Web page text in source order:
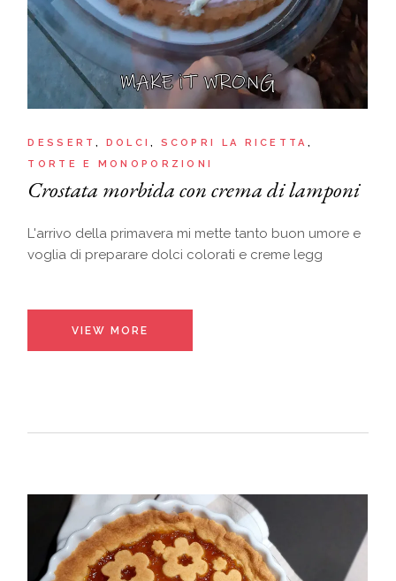
DESSERT DOLCI
SCOPRI LA RICETTA
TORTE E MONOPORZIONI
Crostata morbida con crema di lamponi
L'arrivo della primavera mi mette tanto buon umore e
voglia di preparare dolci colorati e creme legg
VIEW MORE